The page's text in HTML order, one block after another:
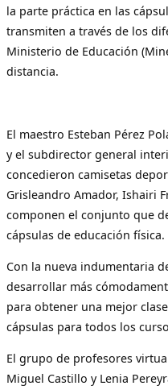
la parte práctica en las
transmiten a través de los
Ministerio de Educación
distancia.
El maestro Esteban Pérez
y el subdirector general
concedieron camisetas
Grisleandro Amador, Ishairi
componen el conjunto que
cápsulas de educación física.
Con la nueva indumentaria
desarrollar más
para obtener una mejor
cápsulas para todos los
El grupo de profesores
Miguel Castillo y Lenia